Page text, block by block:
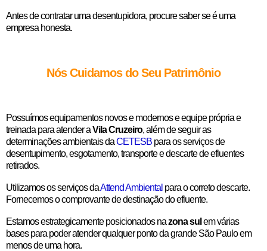
Antes de contratar uma desentupidora, procure saber se é uma
empresa honesta.
Nós Cuidamos do Seu Patrimônio
Possuímos equipamentos novos e modernos e equipe própria e
treinada para atender aVila Cruzeiro, além de seguir as
determinações ambientais daCETESB para os serviços de
desentupimento, esgotamento, transporte e descarte de efluentes
retirados.
Utilizamos os serviços daAttend Ambiental para o correto descarte.
Fornecemos o comprovante de destinação do efluente.
Estamos estrategicamente posicionados nazona sul em várias
bases para poder atender qualquer ponto da grande São Paulo em
menos de uma hora.